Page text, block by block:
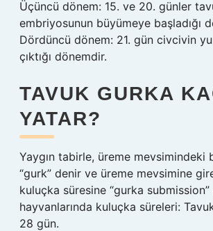
Üçüncü dönem: 15. ve 20. günler
embriyosunun büyümeye başladığı
Dördüncü dönem: 21. gün civcivin
çıktığı dönemdir.
TAVUK GURKA
YATAR?
Yaygın tabirle, üreme mevsimindeki
“gurk” denir ve üreme mevsimine
kuluçka süresine “gurka submission”
hayvanlarında kuluçka süreleri:
28 gün.